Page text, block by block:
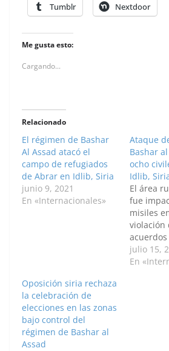
Tumblr Nextdoor
Me gusta esto:
Cargando...
Relacionado
El régimen de Bashar
Al Assad atacó el
campo de refugiados
de Abrar en Idlib, Siria
junio 9, 2021
En «Internacionales»
Ataque
Bashar
ocho
Idlib,
El área
fue
misiles
violación
una zona
julio 15,
En
Oposición siria rechaza
la celebración de
elecciones en las zonas
bajo control del
régimen de Bashar al
Assad